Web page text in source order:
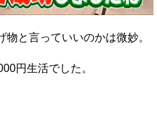
と言っていいのかは微妙。
円生活でした。